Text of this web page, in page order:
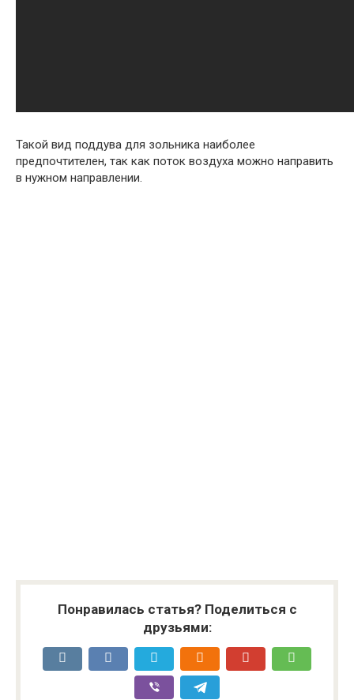
Такой вид поддува для зольника наиболее
предпочтителен, так как поток воздуха можно направить
в нужном направлении.
Понравилась статья? Поделиться с
друзьями: